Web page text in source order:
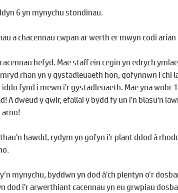
6 yn mynychu stondinau.
a chacennau cwpan ar werth er mwyn codi arian
hefyd. Mae staff ein cegin yn edrych
rhan yn y gystadleuaeth hon, gofynnwn i chi
fynd i mewn i'r gystadleuaeth. Mae yna wobr
A dweud y gwir, efallai y bydd fy un i'n blasu'n
arno!
hawdd, rydym yn gofyn i'r plant ddod â
mynychu, byddwn yn dod â’ch plentyn o’r
dod i'r arwerthiant cacennau yn eu grwpiau